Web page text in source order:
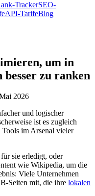
TrackerSEO-
API-TarifeBlog
um in
besser zu ranken
2026
und logischer
ist es zugleich
Tools im Arsenal vieler
sie erledigt, oder
wie Wikipedia, um die
Viele Unternehmen
Seiten mit, die ihre lokalen